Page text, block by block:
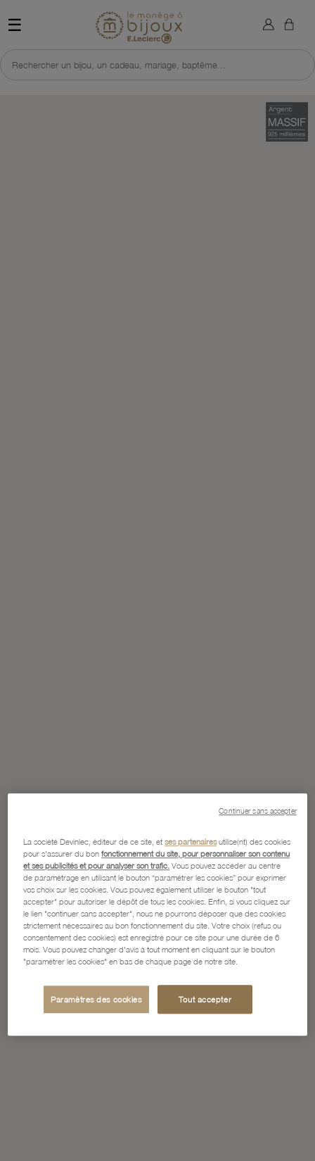
☰ Retour à l'accueil du site
Rechercher un bijou, un cadeau, mariage, baptême...
×
La société Devinlec, éditeur de ce site, etses partenairesutilise(nt) des cookies
pour s'assurer du bonfonctionnement du site, pour personnaliser son contenu
et ses publicités et pour analyser son trafic. Vous pouvez accéder au centre
de paramétrage en utilisant le bouton “paramétrer les cookies” pour exprimer
vos choix sur les cookies. Vous pouvez également utiliser le bouton "tout
accepter" pour autoriser le dépôt de tous les cookies. Enfin, si vous cliquez sur
le lien "continuer sans accepter", nous ne pourrons déposer que des cookies
strictement nécessaires au bon fonctionnement du site. Votre choix (refus ou
consentement des cookies) est enregistré pour ce site pour une durée de 6
mois. Vous pouvez changer d'avis à tout moment en cliquant sur le bouton
"paramétrer les cookies" en bas de chaque page de notre site.
Paramètres des cookies Tout accepter
Continuer sans accepter